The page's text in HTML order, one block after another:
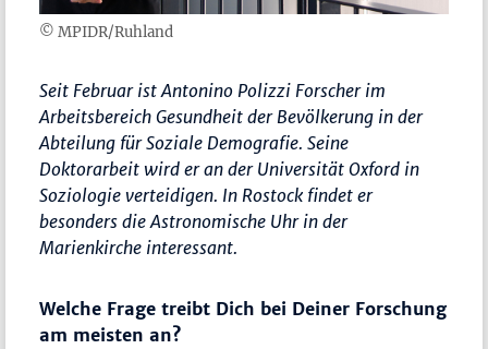
© MPIDR/Ruhland
Seit Februar ist Antonino Polizzi Forscher im
Arbeitsbereich Gesundheit der Bevölkerung in der
Abteilung für Soziale Demografie. Seine
Doktorarbeit wird er an der Universität Oxford in
Soziologie verteidigen. In Rostock findet er
besonders die Astronomische Uhr in der
Marienkirche interessant.
Welche Frage treibt Dich bei Deiner Forschung
am meisten an?